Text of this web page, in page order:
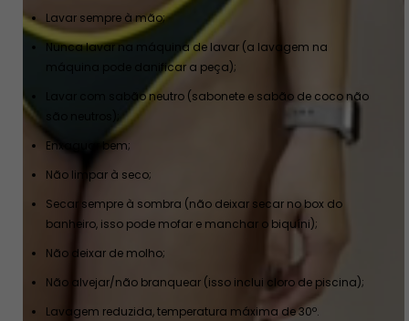
Lavar sempre à mão;
Nunca lavar na máquina de lavar (a lavagem na
máquina pode danificar a peça);
Lavar com sabão neutro (sabonete e sabão de coco não
Enxaguar bem;
Não limpar à seco;
Secar sempre à sombra (não deixar secar no box do
banheiro, isso pode mofar e manchar o biquíni);
Não deixar de molho;
Não alvejar/não branquear (isso inclui cloro de piscina);
Lavagem reduzida, temperatura máxima de 30º.